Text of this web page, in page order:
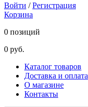
Войти /Регистрация
Корзина
0 позиций
0 руб.
Каталог товаров
Доставка и оплата
О магазине
Контакты